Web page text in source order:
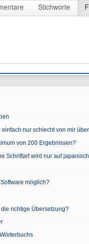
Stichworte
nur schlecht von mir
von 200 Ergebnissen?
Schriftart wird nur auf
möglich?
die richtige Übersetzung?